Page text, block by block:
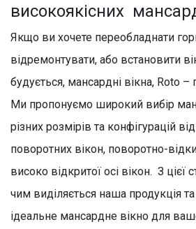
високоякісних
Якщо ви хочете переобладнати
відремонтувати, або встановити
будується, мансардні вікна, Roto –
Ми пропонуємо широкий вибір
різних розмірів та конфігурацій
поворотних вікон, поворотно-
високо відкритої осі вікон. З цієї
чим виділяється наша продукція
ідеальне мансардне вікно для